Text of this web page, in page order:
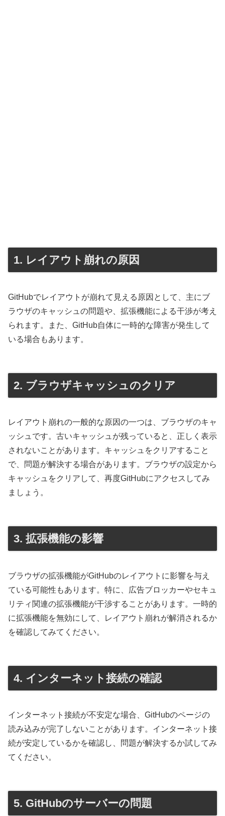
1. レイアウト崩れの原因
GitHubでレイアウトが崩れて見える原因として、主にブ
ラウザのキャッシュの問題や、拡張機能による干渉が考え
られます。また、GitHub自体に一時的な障害が発生して
いる場合もあります。
2. ブラウザキャッシュのクリア
レイアウト崩れの一般的な原因の一つは、ブラウザのキャ
ッシュです。古いキャッシュが残っていると、正しく表示
されないことがあります。キャッシュをクリアすること
で、問題が解決する場合があります。ブラウザの設定から
キャッシュをクリアして、再度GitHubにアクセスしてみ
ましょう。
3. 拡張機能の影響
ブラウザの拡張機能がGitHubのレイアウトに影響を与え
ている可能性もあります。特に、広告ブロッカーやセキュ
リティ関連の拡張機能が干渉することがあります。一時的
に拡張機能を無効にして、レイアウト崩れが解消されるか
を確認してみてください。
4. インターネット接続の確認
インターネット接続が不安定な場合、GitHubのページの
読み込みが完了しないことがあります。インターネット接
続が安定しているかを確認し、問題が解決するか試してみ
てください。
5. GitHubのサーバーの問題